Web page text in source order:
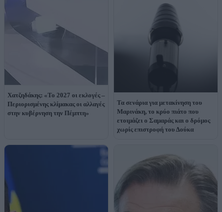
Χατζηδάκης: «Το 2027 οι εκλογές –
Περιορισμένης κλίμακας οι αλλαγές
στην κυβέρνηση την Πέμπτη»
Τα σενάρια για μετακίνηση του
Μαρινάκη, το κρύο πιάτο που
ετοιμάζει ο Σαμαράς και ο δρόμος
χωρίς επιστροφή του Δούκα